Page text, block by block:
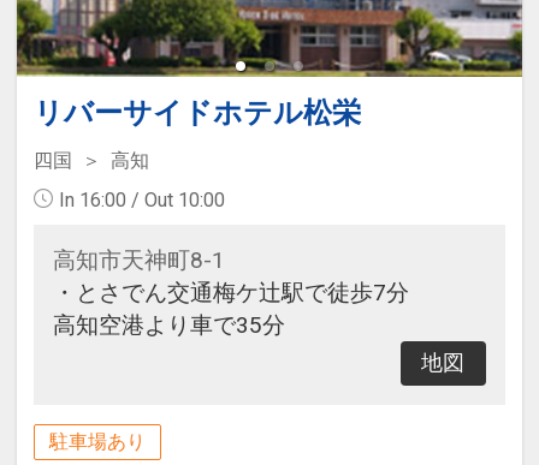
リバーサイドホテル松栄
四国
高知
In 16:00 / Out 10:00
高知市天神町8-1
・とさでん交通梅ケ辻駅で徒歩7分
高知空港より車で35分
地図
駐車場あり